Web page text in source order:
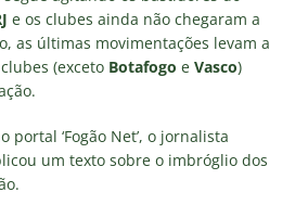
e os clubes ainda não chegaram a
as últimas movimentações levam a
(exceto Botafogo e Vasco)
portal ‘Fogão Net’, o jornalista
um texto sobre o imbróglio dos